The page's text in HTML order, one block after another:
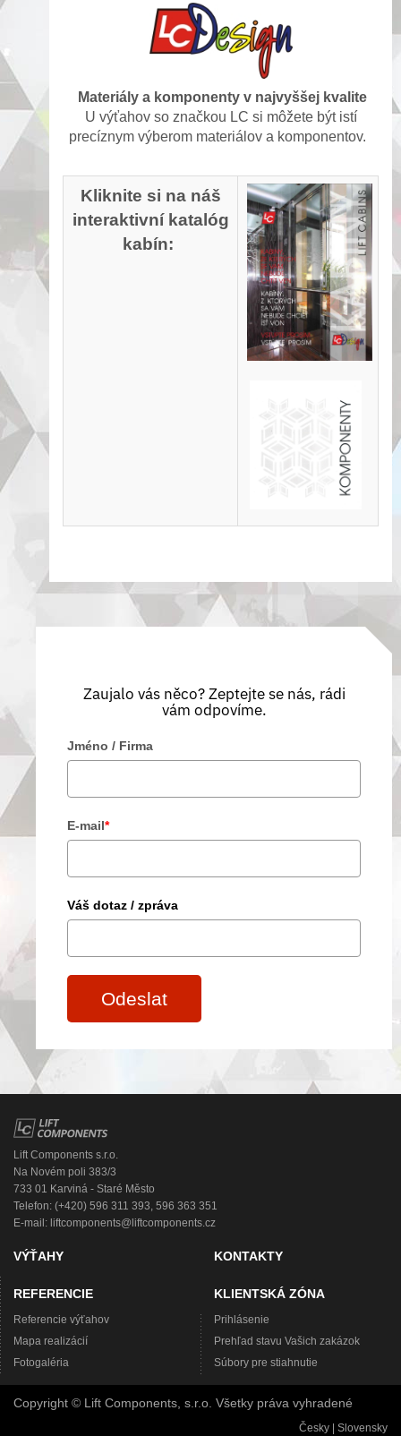
Materiály a komponenty v najvyššej kvalite
U výťahov so značkou LC si môžete být istí
precíznym výberom materiálov a komponentov.
Kliknite si na náš
interaktivní katalóg
kabín:
Zaujalo vás něco? Zeptejte se nás, rádi
vám odpovíme.
Jméno / Firma
E-mail*
Váš dotaz / zpráva
Odeslat
Lift Components s.r.o.
Na Novém poli 383/3
733 01 Karviná - Staré Město
Telefon: (+420) 596 311 393, 596 363 351
E-mail: liftcomponents@liftcomponents.cz
VÝŤAHY
REFERENCIE
Referencie výťahov
Mapa realizácií
Fotogaléria
KONTAKTY
KLIENTSKÁ ZÓNA
Prihlásenie
Prehľad stavu Vašich zakázok
Súbory pre stiahnutie
Copyright © Lift Components, s.r.o. Všetky práva vyhradené
Česky Slovensky